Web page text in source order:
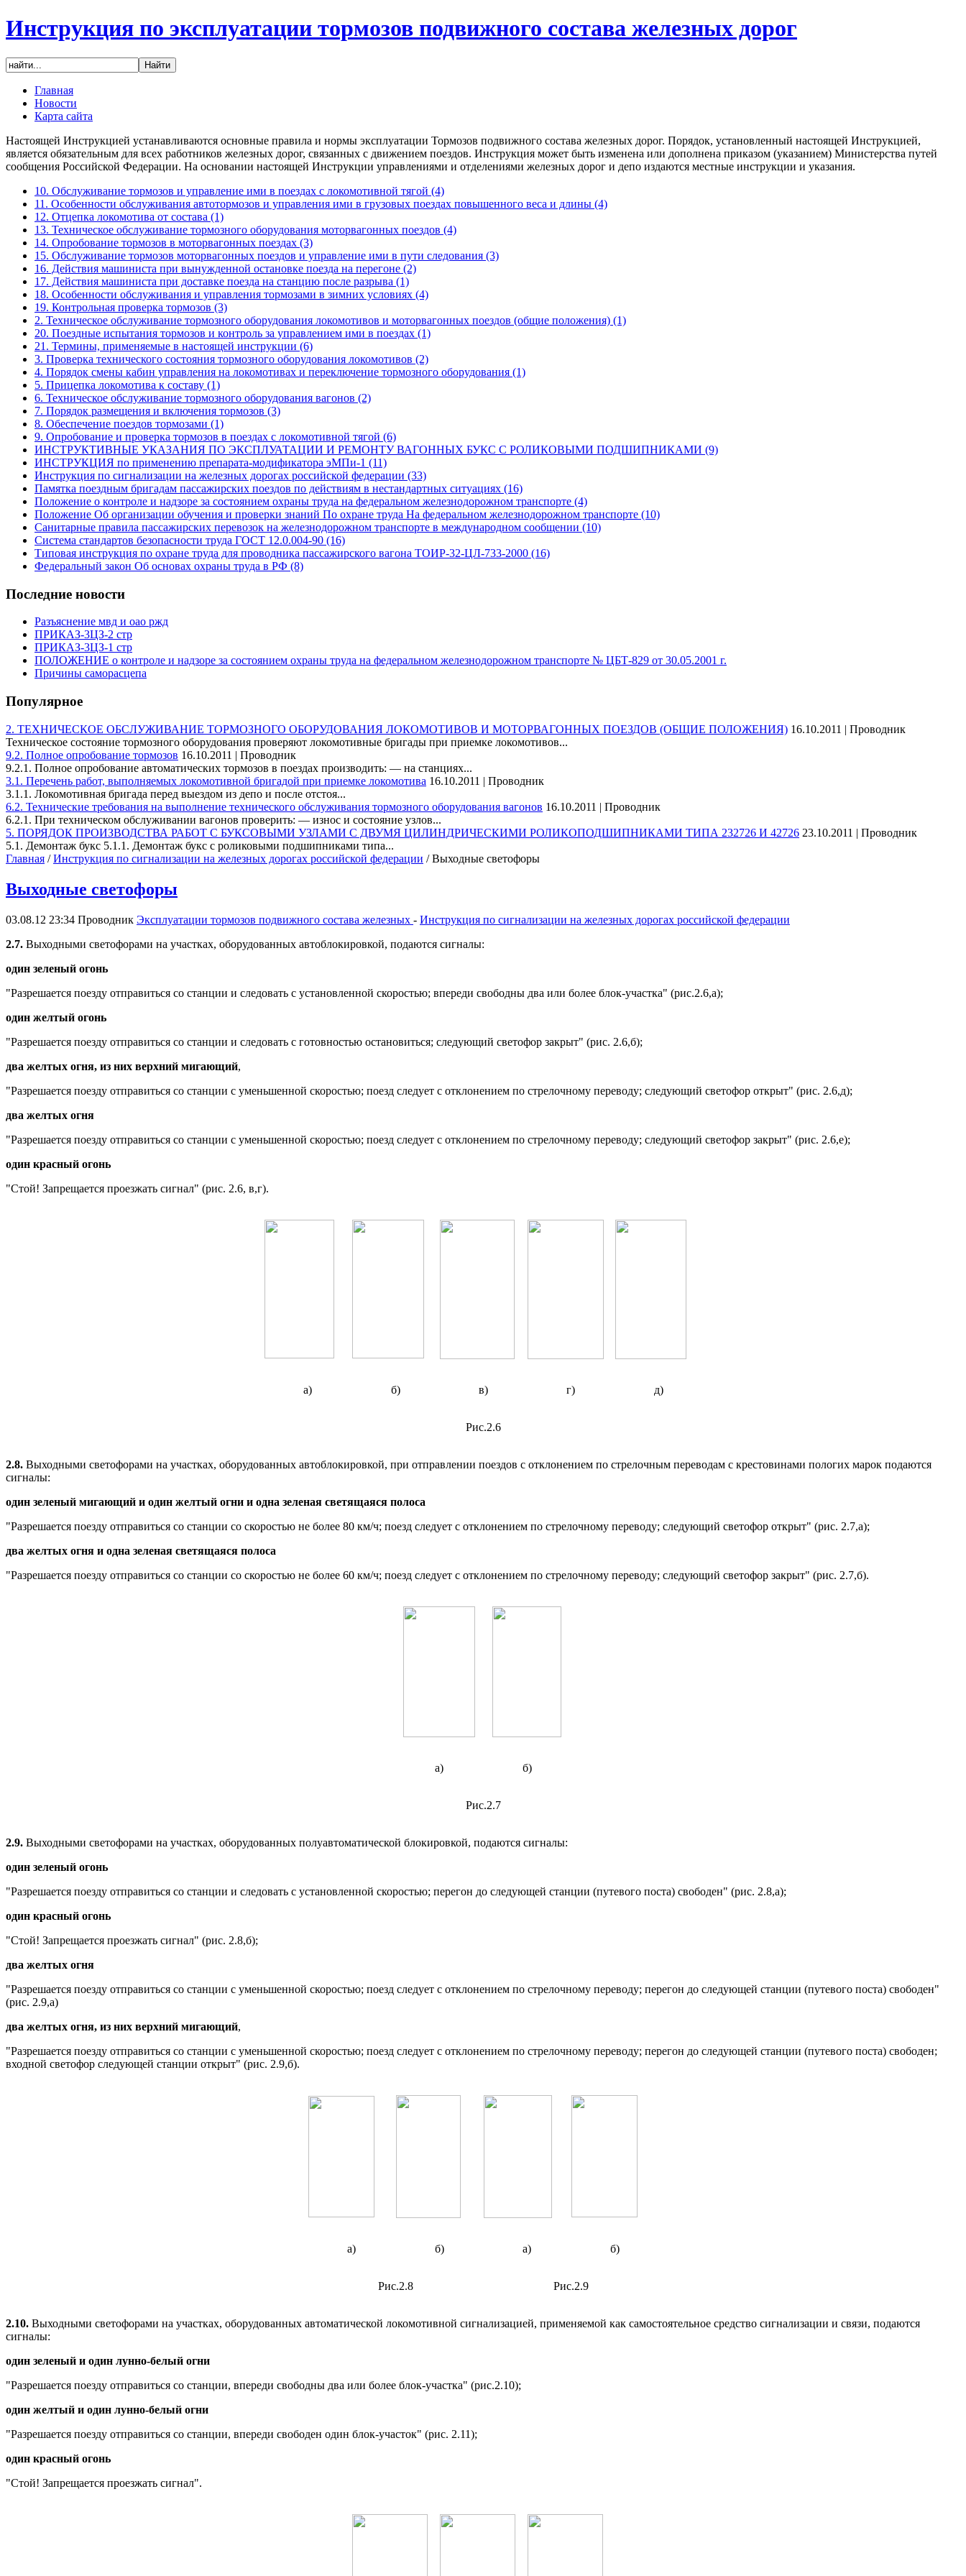
Инструкция по эксплуатации тормозов подвижного состава железных дорог
Главная
Новости
Карта сайта
Настоящей Инструкцией устанавливаются основные правила и нормы эксплуатации Тормозов подвижного состава железных дорог. Порядок, установленный настоящей Инструкцией,
является обязательным для всех работников железных дорог, связанных с движением поездов. Инструкция может быть изменена или дополнена приказом (указанием) Министерства путей
сообщения Российской Федерации. На основании настоящей Инструкции управлениями и отделениями железных дорог и депо издаются местные инструкции и указания.
10. Обслуживание тормозов и управление ими в поездах с локомотивной тягой (4)
11. Особенности обслуживания автотормозов и управления ими в грузовых поездах повышенного веса и длины (4)
12. Отцепка локомотива от состава (1)
13. Техническое обслуживание тормозного оборудования моторвагонных поездов (4)
14. Опробование тормозов в моторвагонных поездах (3)
15. Обслуживание тормозов моторвагонных поездов и управление ими в пути следования (3)
16. Действия машиниста при вынужденной остановке поезда на перегоне (2)
17. Действия машиниста при доставке поезда на станцию после разрыва (1)
18. Особенности обслуживания и управления тормозами в зимних условиях (4)
19. Контрольная проверка тормозов (3)
2. Техническое обслуживание тормозного оборудования локомотивов и моторвагонных поездов (общие положения) (1)
20. Поездные испытания тормозов и контроль за управлением ими в поездах (1)
21. Термины, применяемые в настоящей инструкции (6)
3. Проверка технического состояния тормозного оборудования локомотивов (2)
4. Порядок смены кабин управления на локомотивах и переключение тормозного оборудования (1)
5. Прицепка локомотива к составу (1)
6. Техническое обслуживание тормозного оборудования вагонов (2)
7. Порядок размещения и включения тормозов (3)
8. Обеспечение поездов тормозами (1)
9. Опробование и проверка тормозов в поездах с локомотивной тягой (6)
ИНСТРУКТИВНЫЕ УКАЗАНИЯ ПО ЭКСПЛУАТАЦИИ И РЕМОНТУ ВАГОННЫХ БУКС С РОЛИКОВЫМИ ПОДШИПНИКАМИ (9)
ИНСТРУКЦИЯ по применению препарата-модификатора эМПи-1 (11)
Инструкция по сигнализации на железных дорогах российской федерации (33)
Памятка поездным бригадам пассажирских поездов по действиям в нестандартных ситуациях (16)
Положение о контроле и надзоре за состоянием охраны труда на федеральном железнодорожном транспорте (4)
Положение Об организации обучения и проверки знаний По охране труда На федеральном железнодорожном транспорте (10)
Санитарные правила пассажирских перевозок на железнодорожном транспорте в международном сообщении (10)
Система стандартов безопасности труда ГОСТ 12.0.004-90 (16)
Типовая инструкция по охране труда для проводника пассажирского вагона ТОИР-32-ЦЛ-733-2000 (16)
Федеральный закон Об основах охраны труда в РФ (8)
Последние новости
Разъяснение мвд и оао ржд
ПРИКАЗ-3ЦЗ-2 стр
ПРИКАЗ-3ЦЗ-1 стр
ПОЛОЖЕНИЕ о контроле и надзоре за состоянием охраны труда на федеральном железнодорожном транспорте № ЦБТ-829 от 30.05.2001 г.
Причины саморасцепа
Популярное
2. ТЕХНИЧЕСКОЕ ОБСЛУЖИВАНИЕ ТОРМОЗНОГО ОБОРУДОВАНИЯ ЛОКОМОТИВОВ И МОТОРВАГОННЫХ ПОЕЗДОВ (ОБЩИЕ ПОЛОЖЕНИЯ) 16.10.2011 | Проводник
Техническое состояние тормозного оборудования проверяют локомотивные бригады при приемке локомотивов...
9.2. Полное опробование тормозов 16.10.2011 | Проводник
9.2.1. Полное опробование автоматических тормозов в поездах производить: — на станциях...
3.1. Перечень работ, выполняемых локомотивной бригадой при приемке локомотива 16.10.2011 | Проводник
3.1.1. Локомотивная бригада перед выездом из депо и после отстоя...
6.2. Технические требования на выполнение технического обслуживания тормозного оборудования вагонов 16.10.2011 | Проводник
6.2.1. При техническом обслуживании вагонов проверить: — износ и состояние узлов...
5. ПОРЯДОК ПРОИЗВОДСТВА РАБОТ С БУКСОВЫМИ УЗЛАМИ С ДВУМЯ ЦИЛИНДРИЧЕСКИМИ РОЛИКОПОДШИПНИКАМИ ТИПА 232726 И 42726 23.10.2011 | Проводник
5.1. Демонтаж букс 5.1.1. Демонтаж букс с роликовыми подшипниками типа...
Главная /Инструкция по сигнализации на железных дорогах российской федерации / Выходные светофоры
Выходные светофоры
03.08.12 23:34 Проводник Эксплуатации тормозов подвижного состава железных - Инструкция по сигнализации на железных дорогах российской федерации
2.7. Выходными светофорами на участках, оборудованных автоблокировкой, подаются сигналы:
один зеленый огонь
"Разрешается поезду отправиться со станции и следовать с установленной скоростью; впереди свободны два или более блок-участка" (рис.2.6,а);
один желтый огонь
"Разрешается поезду отправиться со станции и следовать с готовностью остановиться; следующий светофор закрыт" (рис. 2.6,б);
два желтых огня, из них верхний мигающий,
"Разрешается поезду отправиться со станции с уменьшенной скоростью; поезд следует с отклонением по стрелочному переводу; следующий светофор открыт" (рис. 2.6,д);
два желтых огня
"Разрешается поезду отправиться со станции с уменьшенной скоростью; поезд следует с отклонением по стрелочному переводу; следующий светофор закрыт" (рис. 2.6,е);
один красный огонь
"Стой! Запрещается проезжать сигнал" (рис. 2.6, в,г).
а) б) в) г) д)
Рис.2.6
2.8. Выходными светофорами на участках, оборудованных автоблокировкой, при отправлении поездов с отклонением по стрелочным переводам с крестовинами пологих марок подаются
сигналы:
один зеленый мигающий и один желтый огни и одна зеленая светящаяся полоса
"Разрешается поезду отправиться со станции со скоростью не более 80 км/ч; поезд следует с отклонением по стрелочному переводу; следующий светофор открыт" (рис. 2.7,а);
два желтых огня и одна зеленая светящаяся полоса
"Разрешается поезду отправиться со станции со скоростью не более 60 км/ч; поезд следует с отклонением по стрелочному переводу; следующий светофор закрыт" (рис. 2.7,б).
а) б)
Рис.2.7
2.9. Выходными светофорами на участках, оборудованных полуавтоматической блокировкой, подаются сигналы:
один зеленый огонь
"Разрешается поезду отправиться со станции и следовать с установленной скоростью; перегон до следующей станции (путевого поста) свободен" (рис. 2.8,а);
один красный огонь
"Стой! Запрещается проезжать сигнал" (рис. 2.8,б);
два желтых огня
"Разрешается поезду отправиться со станции с уменьшенной скоростью; поезд следует с отклонением по стрелочному переводу; перегон до следующей станции (путевого поста) свободен"
(рис. 2.9,а)
два желтых огня, из них верхний мигающий,
"Разрешается поезду отправиться со станции с уменьшенной скоростью; поезд следует с отклонением по стрелочному переводу; перегон до следующей станции (путевого поста) свободен;
входной светофор следующей станции открыт" (рис. 2.9,б).
а) б) а) б)
Рис.2.8 Рис.2.9
2.10. Выходными светофорами на участках, оборудованных автоматической локомотивной сигнализацией, применяемой как самостоятельное средство сигнализации и связи, подаются
сигналы:
один зеленый и один лунно-белый огни
"Разрешается поезду отправиться со станции, впереди свободны два или более блок-участка" (рис.2.10);
один желтый и один лунно-белый огни
"Разрешается поезду отправиться со станции, впереди свободен один блок-участок" (рис. 2.11);
один красный огонь
"Стой! Запрещается проезжать сигнал".